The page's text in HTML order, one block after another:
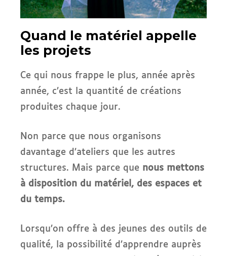
Quand le matériel appelle
les projets
Ce qui nous frappe le plus, année après
année, c’est la quantité de créations
produites chaque jour.
Non parce que nous organisons
davantage d’ateliers que les autres
structures. Mais parce que nous mettons
à disposition du matériel, des espaces et
du temps.
Lorsqu’on offre à des jeunes des outils de
qualité, la possibilité d’apprendre auprès